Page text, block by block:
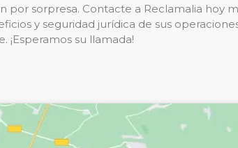
sorpresa. Contacte a Reclamalia hoy
y seguridad jurídica de sus
su llamada!